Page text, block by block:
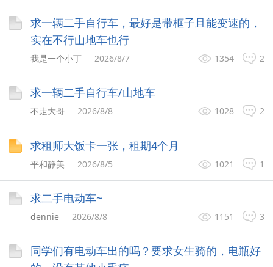
求一辆二手自行车，最好是带框子且能变速的，
实在不行山地车也行
2
1354
我是一个小丁 2026/8/7
求一辆二手自行车/山地车
2
1028
不走大哥 2026/8/8
求租师大饭卡一张，租期4个月
1
1021
平和静美 2026/8/5
求二手电动车~
3
1151
dennie 2026/8/8
同学们有电动车出的吗？要求女生骑的，电瓶好